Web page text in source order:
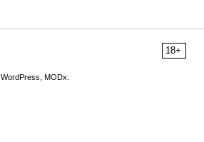
18+
WordPress, MODx.